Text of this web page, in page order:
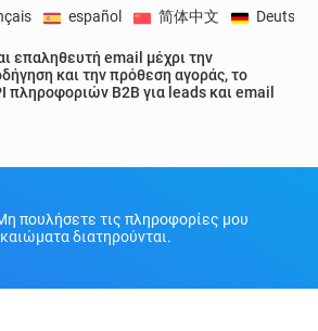
επαληθευτή email μέχρι την
και την πρόθεση αγοράς, το
πληροφοριών B2B για leads και email
español 简体中文 Deutsch
πουλήσετε τις πληροφορίες μου
διατηρούνται.